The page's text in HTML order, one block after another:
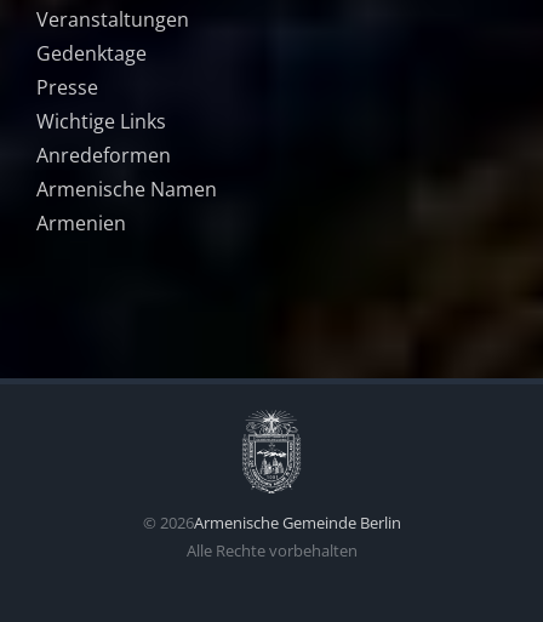
Veranstaltungen
Gedenktage
Presse
Wichtige Links
Anredeformen
Armenische Namen
Armenien
© 2026Armenische Gemeinde Berlin
Alle Rechte vorbehalten